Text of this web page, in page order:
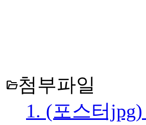
folder_open첨부파일
1. (포스터